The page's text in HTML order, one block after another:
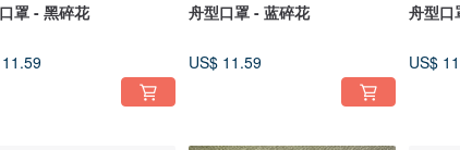
罩 - 黑碎花 舟型口罩 - 蓝碎花
US$ 11.59
舟型口
US$